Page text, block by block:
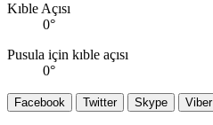
Kıble Açısı
0°
Pusula için kıble açısı
0°
Facebook Twitter Skype Viber